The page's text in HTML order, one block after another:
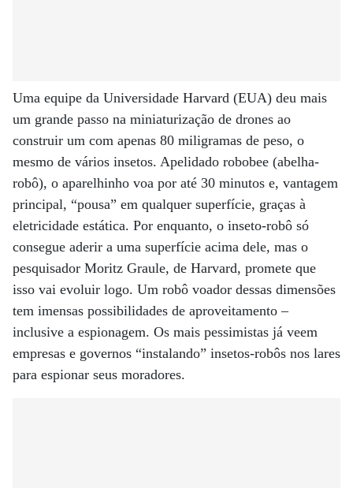
Uma equipe da Universidade Harvard (EUA) deu mais
um grande passo na miniaturização de drones ao
construir um com apenas 80 miligramas de peso, o
mesmo de vários insetos. Apelidado robobee (abelha-
robô), o aparelhinho voa por até 30 minutos e, vantagem
principal, “pousa” em qualquer superfície, graças à
eletricidade estática. Por enquanto, o inseto-robô só
consegue aderir a uma superfície acima dele, mas o
pesquisador Moritz Graule, de Harvard, promete que
isso vai evoluir logo. Um robô voador dessas dimensões
tem imensas possibilidades de aproveitamento –
inclusive a espionagem. Os mais pessimistas já veem
empresas e governos “instalando” insetos-robôs nos lares
para espionar seus moradores.